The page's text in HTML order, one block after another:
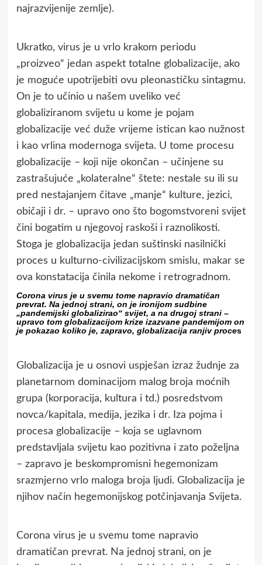
najrazvijenije zemlje).
Ukratko, virus je u vrlo krakom periodu
„proizveo“ jedan aspekt totalne globalizacije, ako
je moguće upotrijebiti ovu pleonastičku sintagmu.
On je to učinio u našem uveliko već
globaliziranom svijetu u kome je pojam
globalizacije već duže vrijeme istican kao nužnost
i kao vrlina modernoga svijeta. U tome procesu
globalizacije – koji nije okončan – učinjene su
zastrašujuće „kolateralne“ štete: nestale su ili su
pred nestajanjem čitave „manje“ kulture, jezici,
običaji i dr. – upravo ono što bogomstvoreni svijet
čini bogatim u njegovoj raskoši i raznolikosti.
Stoga je globalizacija jedan suštinski nasilnički
proces u kulturno-civilizacijskom smislu, makar se
ova konstatacija činila nekome i retrogradnom.
Corona virus je u svemu tome napravio dramatičan
prevrat. Na jednoj strani, on je ironijom sudbine
„pandemijski globalizirao“ svijet, a na drugoj strani –
upravo tom globalizacijom krize izazvane pandemijom on
je pokazao koliko je, zapravo, globalizacija ranjiv proces
Globalizacija je u osnovi uspješan izraz žudnje za
planetarnom dominacijom malog broja moćnih
grupa (korporacija, kultura i td.) posredstvom
novca/kapitala, medija, jezika i dr. Iza pojma i
procesa globalizacije – koja se uglavnom
predstavljala svijetu kao pozitivna i zato poželjna
– zapravo je beskompromisni hegemonizam
srazmjerno vrlo maloga broja ljudi. Globalizacija je
njihov način hegemonijskog potčinjavanja Svijeta.
Corona virus je u svemu tome napravio
dramatičan prevrat. Na jednoj strani, on je